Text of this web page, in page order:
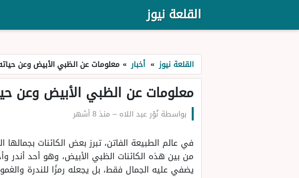
القلعة نيوز
القلعة نيوز » أخبار » معلومات عن الظبي الأبيض وعن
معلومات عن الظبي الأبيض وعن
بواسطة نُوْر عبد اللاه– منذ 8 أشهر
في عالم الطبيعة الفاتن، تبرز بعض الكائنات بجمالها
من بين هذه الكائنات الظبي الأبيض، وهو أحد أندر
يضفي عليه الجمال فقط، بل يجعله رمزًا للندرة